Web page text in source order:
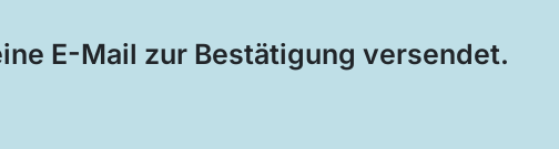
E-Mail zur Bestätigung versendet.